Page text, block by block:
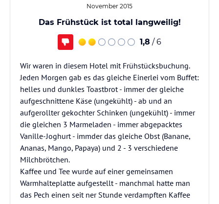
November 2015
Das Frühstück ist total langweilig!
1,8 / 6
Wir waren in diesem Hotel mit Frühstücksbuchung.
Jeden Morgen gab es das gleiche Einerlei vom Buffet:
helles und dunkles Toastbrot - immer der gleiche
aufgeschnittene Käse (ungekühlt) - ab und an
aufgerollter gekochter Schinken (ungekühlt) - immer
die gleichen 3 Marmeladen - immer abgepacktes
Vanille-Joghurt - immder das gleiche Obst (Banane,
Ananas, Mango, Papaya) und 2 - 3 verschiedene
Milchbrötchen.
Kaffee und Tee wurde auf einer gemeinsamen
Warmhalteplatte aufgestellt - manchmal hatte man
das Pech einen seit ner Stunde verdampften Kaffee